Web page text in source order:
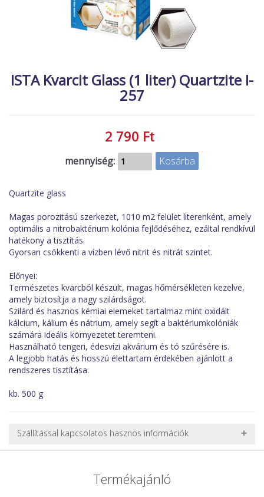
ÉLŐ ÉDESVÍZI
KISÁLLATOK
ISTA Kvarcit Glass (1 liter) Quartzite I-
257
2 790 Ft
mennyiség:
Quartzite glass
Magas porozitású szerkezet, 1010 m2 felület literenként, amely
optimális a nitrobaktérium kolónia fejlődéséhez, ezáltal rendkívül
hatékony a tisztítás.
Gyorsan csökkenti a vízben lévő nitrit és nitrát szintet.
Előnyei:
Természetes kvarcból készült, magas hőmérsékleten kezelve,
amely biztosítja a nagy szilárdságot.
Szilárd és hasznos kémiai elemeket tartalmaz mint oxidált
kálcium, kálium és nátrium, amely segít a baktériumkolóniák
számára ideális környezetet teremteni.
Használható tengeri, édesvízi akvárium és tó szűrésére is.
A legjobb hatás és hosszú élettartam érdekében ajánlott a
rendszeres tisztítása.
kb. 500 g
Szállítással kapcsolatos hasznos információk
van lehetőség, ezért nagy vagy nehéz termékeknél (pl. nagy
akváriumok, bútorok, stb.) egyedi szállítási ajánlatot adunk.
Termékajánló